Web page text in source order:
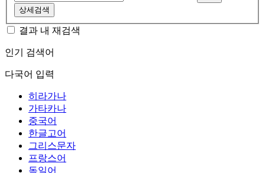
상세검색
결과 내 재검색
인기 검색어
다국어 입력
히라가나
가타카나
중국어
한글고어
그리스문자
프랑스어
독일어